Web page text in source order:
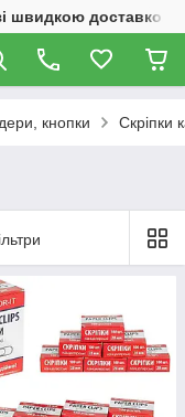
швидкою доставкою
кнопки Скріпки